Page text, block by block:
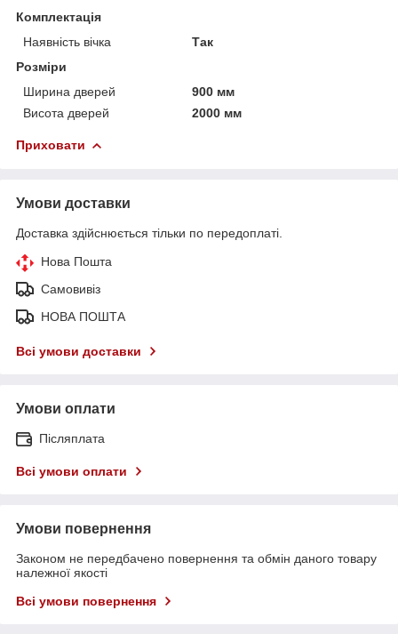
Комплектація
Наявність вічка
Так
Розміри
Ширина дверей
900 мм
Висота дверей
2000 мм
Приховати
Умови доставки
Доставка здійснюється тільки по передоплаті.
Нова Пошта
Самовивіз
НОВА ПОШТА
Всі умови доставки
Умови оплати
Післяплата
Всі умови оплати
Умови повернення
Законом не передбачено повернення та обмін даного товару
належної якості
Всі умови повернення